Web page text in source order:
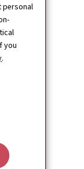
personal
you
.